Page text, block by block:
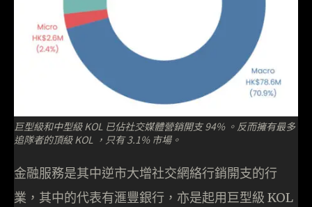
巨型級和中型級 KOL 已佔社交媒體營銷開支 94% 。反而擁有最多
追隊者的頂級 KOL ，只有 3.1% 市場。
金融服務是其中逆市大增社交網絡行銷開支的行
業，其中的代表有滙豐銀行，亦是起用巨型級 KOL